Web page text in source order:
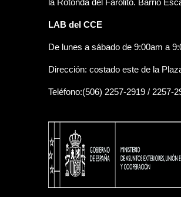
la Rotonda del Farolito. Barrio
LAB del CCE
De lunes a sábado de 9:00am a
Dirección: costado este de la
Teléfono:(506) 2257-2919 / 2257-